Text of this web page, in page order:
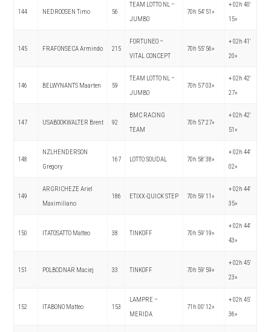
144 NEDROOSEN Timo 56
TEAM LOTTO NL –
JUMBO
70h 54′ 51»
+ 02h 40′
15»
145 FRAFONSECA Armindo 215
FORTUNEO –
VITAL CONCEPT
70h 55′ 56»
+ 02h 41′
20»
146 BELWYNANTS Maarten 59
TEAM LOTTO NL –
JUMBO
70h 57′ 03»
+ 02h 42′
27»
147 USABOOKWALTER Brent 92
BMC RACING
TEAM
70h 57′ 27»
+ 02h 42′
51»
148
NZLHENDERSON
Gregory
167 LOTTO SOUDAL 70h 58′ 38»
+ 02h 44′
02»
149
ARGRICHEZE Ariel
Maximiliano
186 ETIXX-QUICK STEP 70h 59′ 11»
+ 02h 44′
35»
150 ITATOSATTO Matteo 38 TINKOFF 70h 59′ 19»
+ 02h 44′
43»
151 POLBODNAR Maciej 33 TINKOFF 70h 59′ 59»
+ 02h 45′
23»
152 ITABONO Matteo 153
LAMPRE –
MERIDA
71h 00′ 12»
+ 02h 45′
36»